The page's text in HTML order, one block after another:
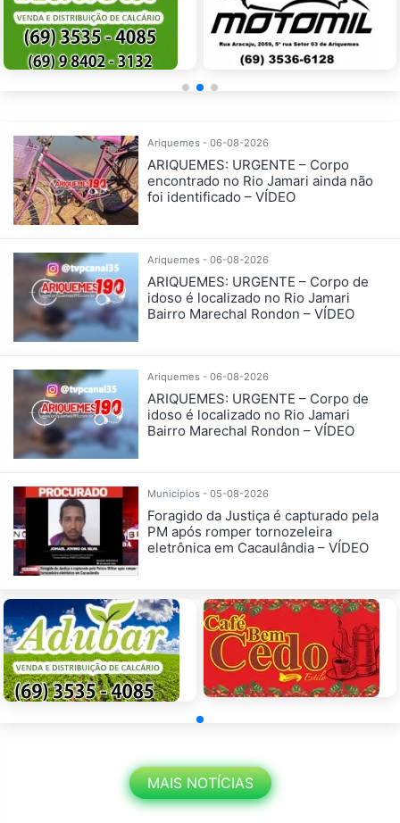
Ariquemes - 06-08-2026
ARIQUEMES: URGENTE – Corpo
encontrado no Rio Jamari ainda não
foi identificado – VÍDEO
Ariquemes - 06-08-2026
ARIQUEMES: URGENTE – Corpo de
idoso é localizado no Rio Jamari
Bairro Marechal Rondon – VÍDEO
Ariquemes - 06-08-2026
ARIQUEMES: URGENTE – Corpo de
idoso é localizado no Rio Jamari
Bairro Marechal Rondon – VÍDEO
Municípios - 05-08-2026
Foragido da Justiça é capturado pela
PM após romper tornozeleira
eletrônica em Cacaulândia – VÍDEO
MAIS NOTÍCIAS